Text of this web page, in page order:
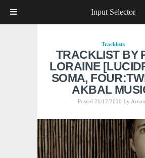
Tracklists
TRACKLIST BY
LORAINE
SOMA,
AKBAL
Posted 21/12/2010 by
Input Selector